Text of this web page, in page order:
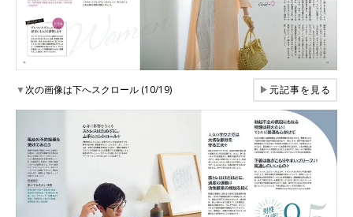
▼次の画像は下へスクロール (10/19) ▶元記事を見る